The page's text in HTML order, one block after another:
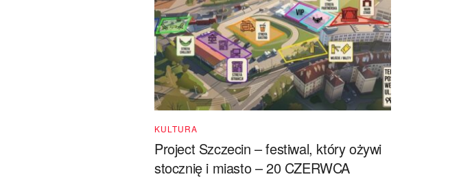
KULTURA
Project Szczecin – festiwal, który ożywi
stocznię i miasto – 20 CZERWCA